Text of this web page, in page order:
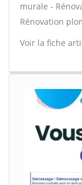
murale -
Rénovation
Voir la fiche